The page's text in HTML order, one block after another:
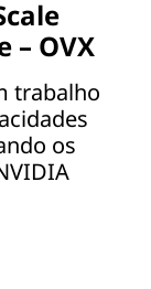
– OVX
trabalho
os